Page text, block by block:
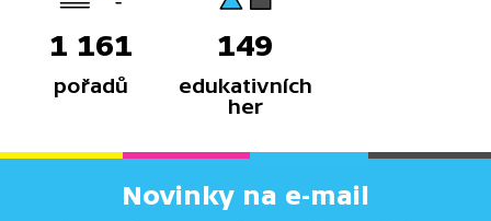
1 161
pořadů
149
edukativních
her
Novinky na e-mail